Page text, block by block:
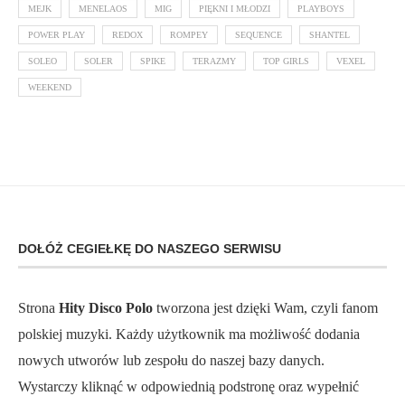
MEJK MENELAOS MIG PIĘKNI I MŁODZI PLAYBOYS
POWER PLAY REDOX ROMPEY SEQUENCE SHANTEL
SOLEO SOLER SPIKE TERAZMY TOP GIRLS VEXEL
WEEKEND
DOŁÓŻ CEGIEŁKĘ DO NASZEGO SERWISU
Strona Hity Disco Polo tworzona jest dzięki Wam, czyli fanom
polskiej muzyki. Każdy użytkownik ma możliwość dodania
nowych utworów lub zespołu do naszej bazy danych.
Wystarczy kliknąć w odpowiednią podstronę oraz wypełnić